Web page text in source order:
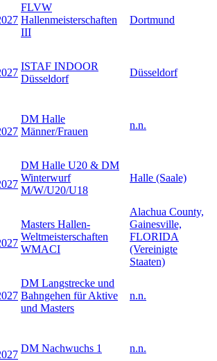
FLVW
Hallenmeisterschaften
III
Dortmund
ISTAF INDOOR
Düsseldorf
Düsseldorf
DM Halle
Männer/Frauen
n.n.
DM Halle U20 & DM
Winterwurf
M/W/U20/U18
Halle (Saale)
Masters Hallen-
Weltmeisterschaften
WMACI
Alachua County,
Gainesville,
FLORIDA
(Vereinigte
Staaten)
DM Langstrecke und
Bahngehen für Aktive
und Masters
n.n.
DM Nachwuchs 1 n.n.